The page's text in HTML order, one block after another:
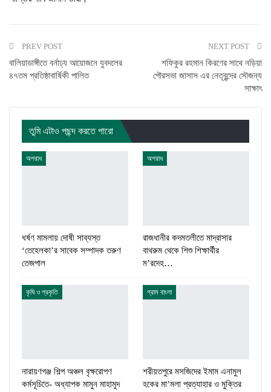
PREV POST
বালিয়াডাঙ্গীতে বর্নাঢ্য আয়োজনে যুবদলের
৪৭তম প্রতিষ্ঠাবার্ষিকী পালিত
NEXT POST
শফিকুর রহমান কিরণের সাথে নড়িয়া
পৌরসভা জাসাস এর নেতৃবৃন্দের সৌজন্য
সাক্ষাৎ
তুমি এটাও পছন্দ করতে পারো
অপরাধ
ধর্ষণ মামলায় দোষী সাব্যস্ত
‘তেহেলকা’র সাবেক সম্পাদক তরুণ
তেজপাল
অপরাধ
রাজধানীর কদমতলীতে মাদ্রাসার
বাথরুম থেকে শিশু শিক্ষার্থীর
ম’রদেহ…
কৃষি ও প্রকৃতি
নারায়ণগঞ্জ শিল্প অঞ্চল বৃক্ষরোপণ
কর্মসূচিতে- অধ্যাপক মামুন মাহামুদ
গ্রাম বাংলা
শরীয়তপুরে মসজিদের ইমাম এনামুল
হকের মা’মলা প্রত্যাহার ও মুক্তির